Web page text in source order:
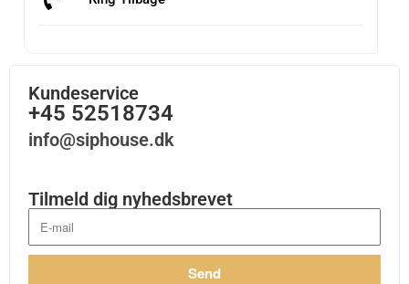
Kundeservice
+45 52518734
info@siphouse.dk
Tilmeld dig nyhedsbrevet
Send